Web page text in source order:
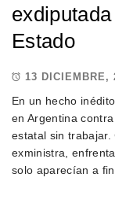
Estado
13 DICIEMBRE,
En un hecho
en Argentina
estatal sin trabajar.
exministra,
solo aparecían a